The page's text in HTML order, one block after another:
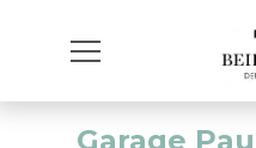
Garage Pau